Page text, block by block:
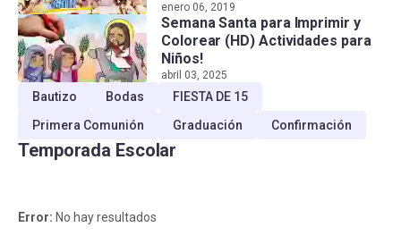
enero 06, 2019
Semana Santa para Imprimir y
Colorear (HD) Actividades para
Niños!
abril 03, 2025
Bautizo Bodas
FIESTA DE 15
Primera Comunión
Graduación Confirmación
Temporada Escolar
Error: No hay resultados